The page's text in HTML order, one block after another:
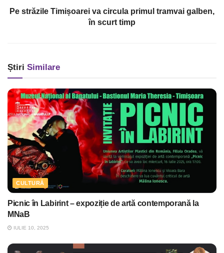
Pe străzile Timișoarei va circula primul tramvai galben,
în scurt timp
Știri Similare
CULTURĂ
Picnic în Labirint – expoziție de artă contemporană la
MNaB
IULIE 10, 2025